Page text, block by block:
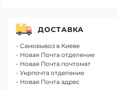
ДОСТАВКА
- Самовывоз в Киеве
- Новая Почта отделение
- Новая Почта почтомат
- Укрпочта отделение
- Новая Почта адрес